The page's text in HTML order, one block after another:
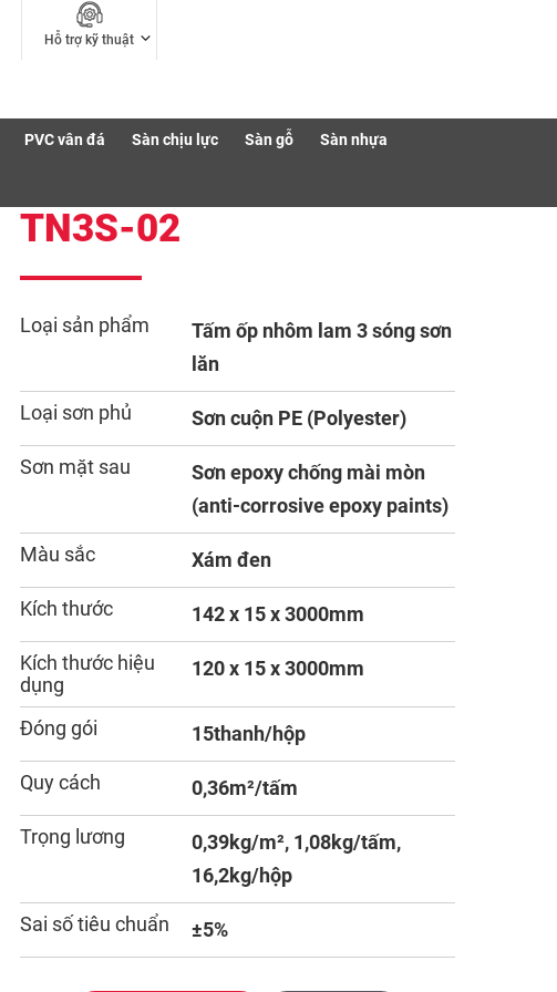
Hỗ trợ kỹ thuật
PVC vân đá Sàn chịu lực Sàn gỗ Sàn nhựa
TN3S-02
Loại sản phẩm
Tấm ốp nhôm lam 3 sóng sơn
lăn
Loại sơn phủ Sơn cuộn PE (Polyester)
Sơn mặt sau
Sơn epoxy chống mài mòn
(anti-corrosive epoxy paints)
Màu sắc Xám đen
Kích thước 142 x 15 x 3000mm
Kích thước hiệu
dụng
120 x 15 x 3000mm
Đóng gói 15thanh/hộp
Quy cách 0,36m²/tấm
Trọng lương
0,39kg/m², 1,08kg/tấm,
16,2kg/hộp
Sai số tiêu chuẩn ±5%